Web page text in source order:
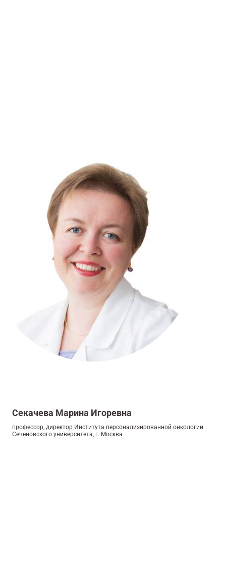
Секачева Марина Игоревна
профессор, директор Института персонализированной онкологии
Сеченовского университета, г. Москва